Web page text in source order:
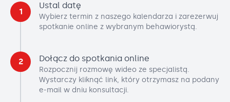
1
Ustal datę
Wybierz termin z naszego kalendarza i zarezerwuj
spotkanie online z wybranym behawiorystą.
2 Dołącz do spotkania online
Rozpocznij rozmowę wideo ze specjalistą.
Wystarczy kliknąć link, który otrzymasz na podany
e-mail w dniu konsultacji.